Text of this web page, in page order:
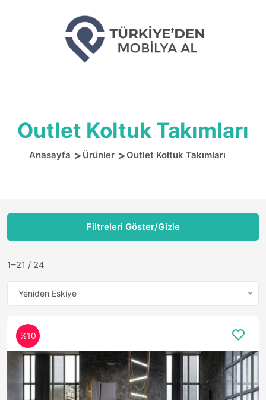
Outlet Koltuk Takımları
Anasayfa Ürünler Outlet Koltuk Takımları
Filtreleri Göster/Gizle
1–21 / 24
Yeniden Eskiye
%10